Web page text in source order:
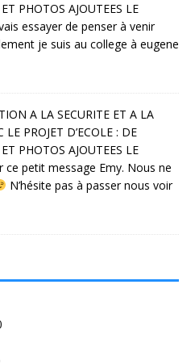
PHOTOS AJOUTEES LE
essayer de penser à venir
je suis au college à eugene
A LA SECURITE ET A LA
PROJET D’ECOLE : DE
PHOTOS AJOUTEES LE
ce petit message Emy. Nous ne
N’hésite pas à passer nous voir